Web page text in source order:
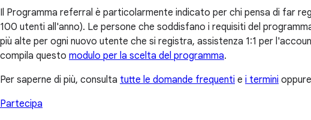
Il Programma referral è particolarmente indicato per chi pensa di far
100 utenti all'anno). Le persone che soddisfano i requisiti del
più alte per ogni nuovo utente che si registra, assistenza 1:1 per
compila questo modulo per la scelta del programma.
Per saperne di più, consulta tutte le domande frequenti e i termini oppure
Partecipa